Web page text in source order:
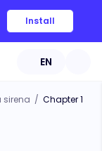
Install
EN
sirena / Chapter 1